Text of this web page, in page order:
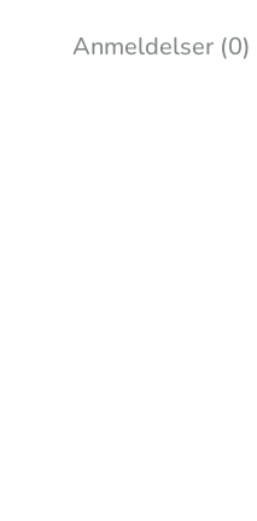
Anmeldelser (0)